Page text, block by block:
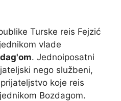
Turske reis Fejzić
vlade
. Jednoiposatni
nego službeni,
koje reis
Bozdagom.